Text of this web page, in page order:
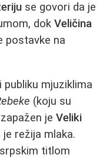
se govori da je
dok Veličina
postavke na
publiku mjuziklima
(koju su
je Veliki
režija mlaka.
titlom